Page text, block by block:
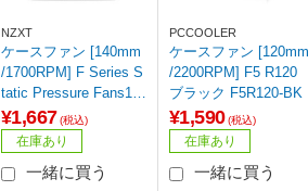
NZXT
ケースファン [140mm
/1700RPM] F Series S
tatic Pressure Fans14
0 (2024) ホワイト RF-
P14SF-W2
¥1,667 (税込)
在庫あり
一緒に買う
PCCOOLER
ケースファン [120mm
/2200RPM] F5 R120
ブラック F5R120-BK
¥1,590 (税込)
在庫あり
一緒に買う